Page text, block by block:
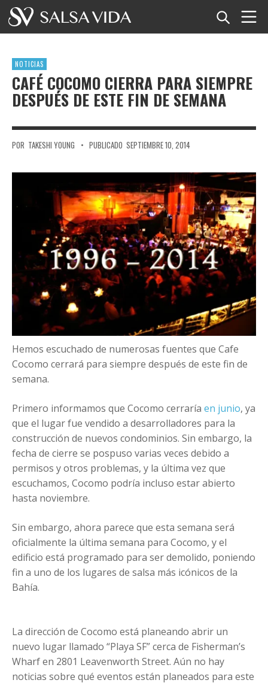
Eventos
Noticias
Artículos
Glosario
TuneTempo
+ Añadir evento
NOTICIAS
CAFÉ COCOMO CIERRA PARA SIEMPRE
DESPUÉS DE ESTE FIN DE SEMANA
POR TAKESHI YOUNG • PUBLICADO SEPTIEMBRE 10, 2014
Hemos escuchado de numerosas fuentes que Cafe
Cocomo cerrará para siempre después de este fin de
semana.
Primero informamos que Cocomo cerraría en junio, ya
que el lugar fue vendido a desarrolladores para la
construcción de nuevos condominios. Sin embargo, la
fecha de cierre se pospuso varias veces debido a
permisos y otros problemas, y la última vez que
escuchamos, Cocomo podría incluso estar abierto
hasta noviembre.
Sin embargo, ahora parece que esta semana será
oficialmente la última semana para Cocomo, y el
edificio está programado para ser demolido, poniendo
fin a uno de los lugares de salsa más icónicos de la
Bahía.
La dirección de Cocomo está planeando abrir un
nuevo lugar llamado “Playa SF” cerca de Fisherman’s
Wharf en 2801 Leavenworth Street. Aún no hay
noticias sobre qué eventos están planeados para este